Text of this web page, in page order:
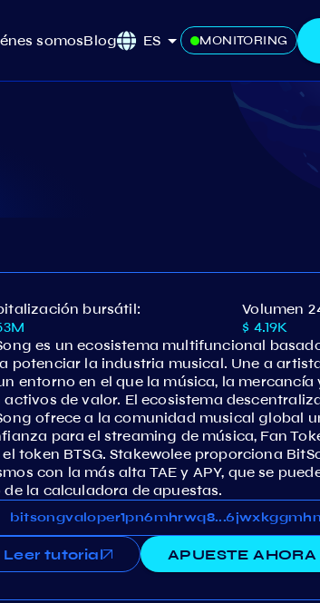
somosBlog ES MONITORING
bursátil:
Volumen
$ 4.19K
es un ecosistema multifuncional
potenciar la industria musical. Une a
entorno en el que la música, la
activos de valor. El ecosistema
ofrece a la comunidad musical global
para el streaming de música, Fan
token BTSG. Stakewolee proporciona
con la más alta TAE y APY, que se
de la calculadora de apuestas.
...
Leer tutorial APUESTE AHORA